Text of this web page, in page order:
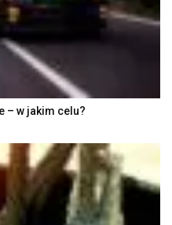
– w jakim celu?